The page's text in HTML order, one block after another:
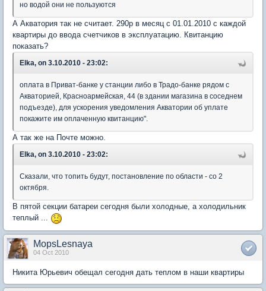
но водой они не пользуются
А Акватория так не считает. 290р в месяц с 01.01.2010 с каждой
квартиры до ввода счетчиков в эксплуатацию. Квитанцию
показать?
Elka, on 3.10.2010 - 23:02:
оплата в Приват-банке у станции либо в Традо-банке рядом с
Акваторией, Красноармейская, 44 (в здании магазина в соседнем
подъезде), для ускорения уведомления Акватории об уплате
покажите им оплаченную квитанцию".
А так же на Почте можно.
Elka, on 3.10.2010 - 23:02:
Сказали, что топить будут, постановление по области - со 2
октября.
В пятой секции батареи сегодня были холодные, а холодильник
теплый ...
MopsLesnaya
04 Oct 2010
Никита Юрьевич обещал сегодня дать теплом в наши квартиры